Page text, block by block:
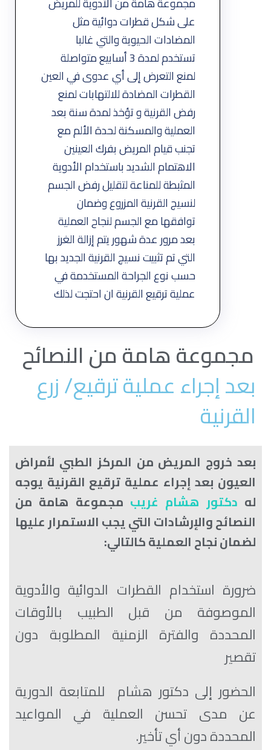
على شكل قطرات دوائية مثل
المضادات الحيوية والتي غالبا
تستخدم لمدة 3 أسابيع متواصلة
لمنع التعرض إلى أي عدوى في العين
القطرات المضادة للالتهابات لمنع
رفض القرنية و تؤخذ لمدة سنة بعد
العملية والمسكنة لحدة الألم مع
تجنب قيام المريض بفرك العينين
الاهتمام الشديد باستخدام الأدوية
المثبطة للمناعة لتقليل رفض الجسم
لنسيج القرنية المزروع وضمان
توافقها مع الجسم لنجاح العملية
بعد مرور عدة شهور يتم إزالة الغرز
التي تم تثبيت نسيج القرنية الجديد بها
حسب نوع الجراحة المستخدمة في
عملية ترقيع القرنية ان احتجت لذلك
مجموعة هامة من النصائح
بعد إجراء عملية ترقيع/ زرع
القرنية
بعد خروج المريض من المركز الطبي لأمراض
العيون بعد إجراء عملية ترقيع القرنية يوجه
له دكتور هشام غريب مجموعة هامة من
النصائح والإرشادات التي يجب الاستمرار عليها
لضمان نجاح العملية كالتالي:
ضرورة استخدام القطرات الدوائية والأدوية
الموصوفة من قبل الطبيب بالأوقات
المحددة والفترة الزمنية المطلوبة دون
تقصير
الحضور إلى دكتور هشام للمتابعة الدورية
عن مدى تحسن العملية في المواعيد
المحددة دون أي تأخير.